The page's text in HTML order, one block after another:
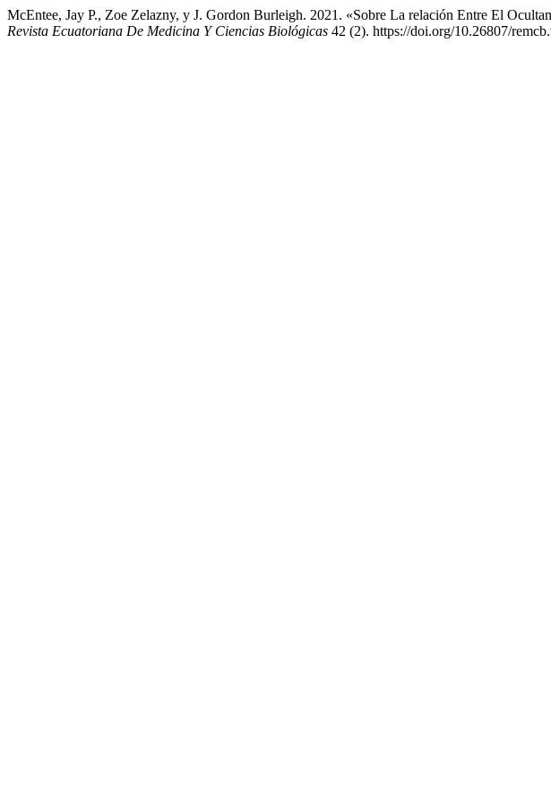
McEntee, Jay P., Zoe Zelazny, y J. Gordon Burleigh. 2021. «Sobre La relación Entre El
Revista Ecuatoriana De Medicina Y Ciencias Biológicas 42 (2). https://doi.org/10.26807/